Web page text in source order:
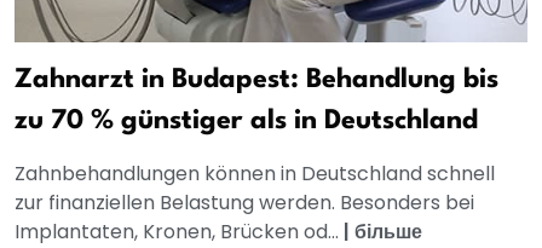
Zahnarzt in Budapest: Behandlung bis
zu 70 % günstiger als in Deutschland
Zahnbehandlungen können in Deutschland schnell
zur finanziellen Belastung werden. Besonders bei
Implantaten, Kronen, Brücken od... | більше